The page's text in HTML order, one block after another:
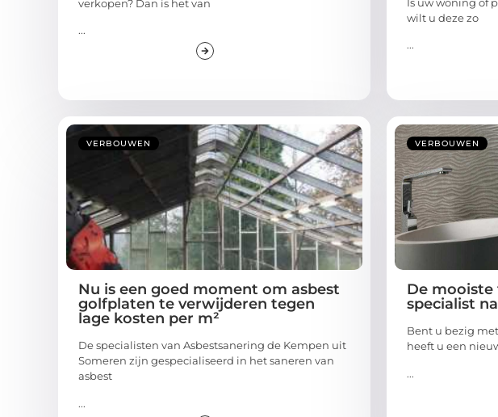
verkopen? Dan is het van
...
wilt u deze zo
...
VERBOUWEN
Nu is een goed moment om asbest
golfplaten te verwijderen tegen
lage kosten per m²
De specialisten van Asbestsanering de Kempen uit
Someren zijn gespecialiseerd in het saneren van
asbest
...
VERBOUWEN
De mooiste
specialist
Bent u bezig
heeft u een
...